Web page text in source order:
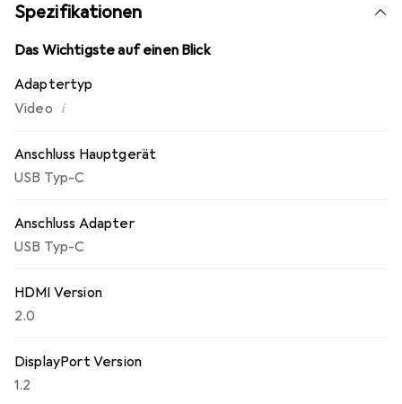
Spezifikationen
Das Wichtigste auf einen Blick
Adaptertyp
Video i
Anschluss Hauptgerät
USB Typ-C
Anschluss Adapter
USB Typ-C
HDMI Version
2.0
DisplayPort Version
1.2